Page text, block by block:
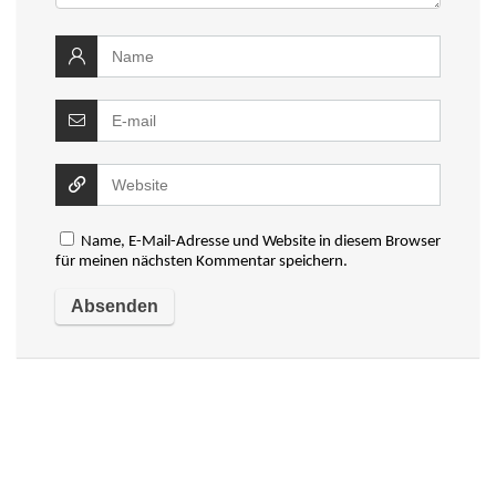
Name, E-Mail-Adresse und Website in diesem Browser
für meinen nächsten Kommentar speichern.